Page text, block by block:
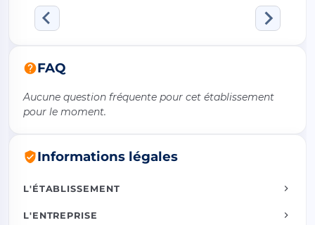
FAQ
Aucune question fréquente pour cet établissement
pour le moment.
Informations légales
L'ÉTABLISSEMENT
L'ENTREPRISE